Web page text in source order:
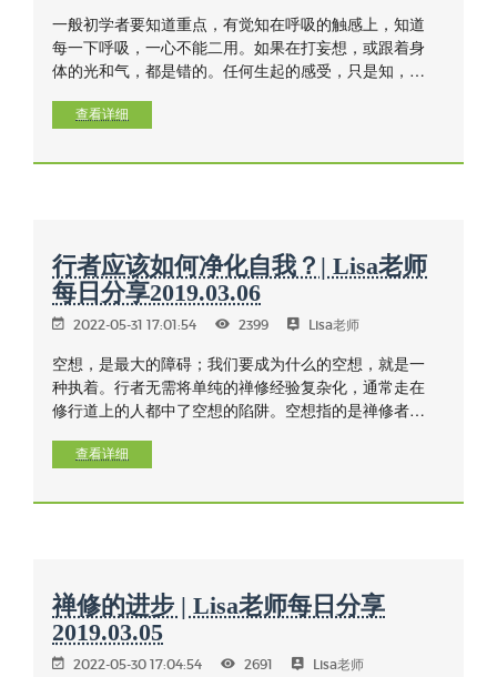
一般初学者要知道重点，有觉知在呼吸的触感上，知道
每一下呼吸，一心不能二用。如果在打妄想，或跟着身
体的光和气，都是错的。任何生起的感受，只是知，不
察，观身在触上和受上是所缘，所有的幻想、幻觉、幻
查看详细
行者应该如何净化自我？| Lisa老师
每日分享2019.03.06
2022-05-31 17:01:54 2399 Lisa老师
空想，是最大的障碍；我们要成为什么的空想，就是一
种执着。行者无需将单纯的禅修经验复杂化，通常走在
修行道上的人都中了空想的陷阱。空想指的是禅修者试
止不前，没在禅坐中真正地觉知、觉察，不能够提起正
查看详细
禅修的进步 | Lisa老师每日分享
2019.03.05
2022-05-30 17:04:54 2691 Lisa老师